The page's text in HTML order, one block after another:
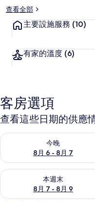
查看全部
主要設施服務 (10)
有家的溫度 (6)
客房選項
查看這些日期的供應
今晚
8月 6 - 8月 7
查看今晚 (8月 6 - 8月 7) 的
本週末
8月 7 - 8月 9
查看本週末 (8月 7 - 8月 9)